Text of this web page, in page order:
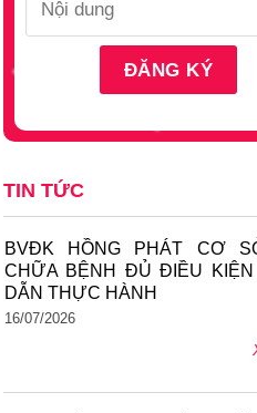
TIN TỨC
BVĐK HỒNG PHÁT CƠ
CHỮA BỆNH ĐỦ ĐIỀU
DẪN THỰC HÀNH
16/07/2026